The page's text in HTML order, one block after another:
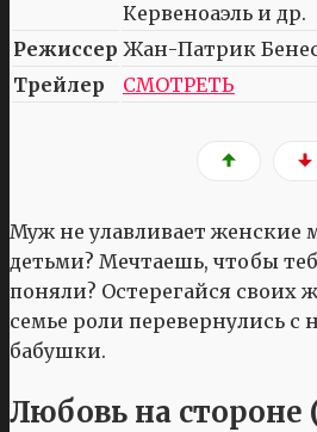
Кервеноаэль и др.
Режиссер Жан-Патрик
Трейлер
СМОТРЕТЬ
Муж не улавливает женские
детьми? Мечтаешь, чтобы
поняли? Остерегайся своих
семье роли перевернулись с
бабушки.
Любовь на стороне